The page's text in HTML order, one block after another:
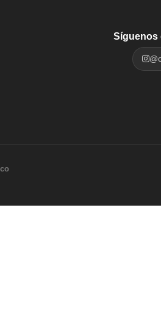
Síguenos